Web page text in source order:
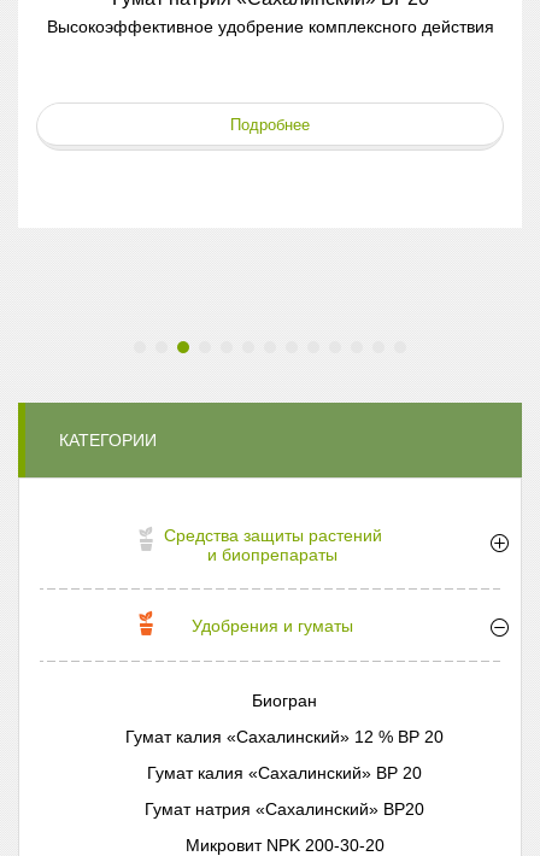
Высокоэффективное удобрение комплексного действия
Подробнее
КАТЕГОРИИ
Средства защиты растений
и биопрепараты
Удобрения и гуматы
Биогран
Гумат калия «Сахалинский» 12 % ВР 20
Гумат калия «Сахалинский» ВР 20
Гумат натрия «Сахалинский» ВР20
Микровит NPK 200-30-20